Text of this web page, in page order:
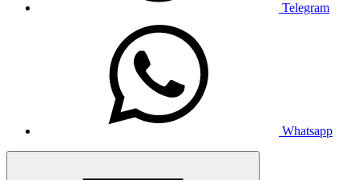
Telegram
Whatsapp